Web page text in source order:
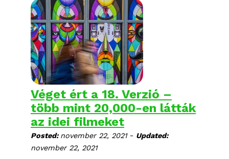
élménytelibbé tehessük a fesztivált,
nagyon szeretnénk tudni, hogy ti mit
gondoltatok az idei programokról. Kérjük,
hogy töltsétek ki ezt a rövid kérdőívet,
akkor is, ha moziban, ha online, vagy ha
mindkét helyen velünk filmeztetek!
A visszajelzéseket előre is nagyon
köszönjük.
Véget ért a 18. Verzió –
több mint 20,000-en látták
az idei filmeket
Posted:november 22, 2021 - Updated:
november 22, 2021